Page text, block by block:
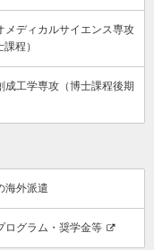
メディカルサイエンス専攻
課程）
成工学専攻（博士課程後期
海外派遣
ログラム・奨学金等